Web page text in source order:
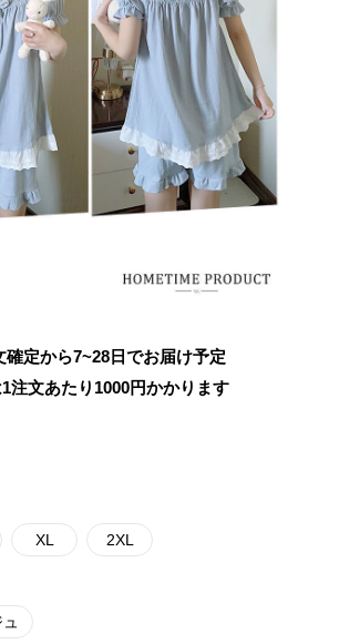
確定から7~28日でお届け予定
注文あたり 1000円かかります
XL 2XL